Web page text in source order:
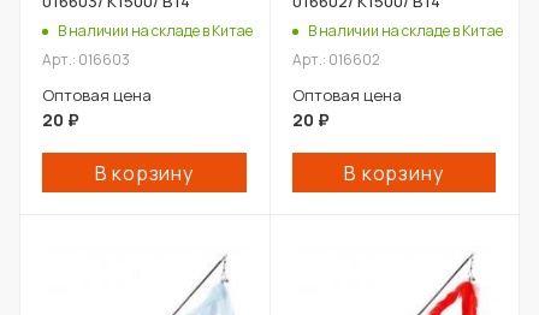
В наличии на складе в Китае
Арт.: 016603
Оптовая цена
20 ₽
В корзину
В наличии на складе в Китае
Арт.: 016602
Оптовая цена
20 ₽
В корзину